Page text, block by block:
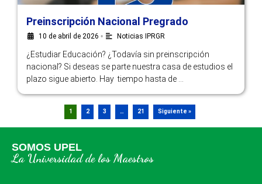
Preinscripción Nacional Pregrado
10 de abril de 2026 • Noticias IPRGR
¿Estudiar Educación? ¿Todavía sin preinscripción
nacional? Si deseas se parte nuestra casa de estudios el
plazo sigue abierto. Hay tiempo hasta de …
1 2 3 … 21 Siguiente »
SOMOS UPEL
La Universidad de los Maestros